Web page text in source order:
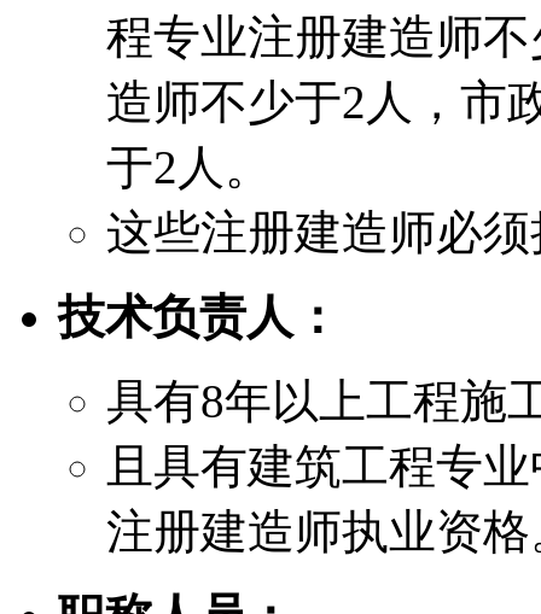
程专业注册建造师
造师不少于2人，市
于2人。
这些注册建造师必
技术负责人：
具有8年以上工程施
且具有建筑工程专
注册建造师执业资格